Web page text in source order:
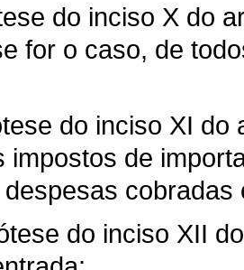
do inciso X do
for o caso, de
do inciso XI do
impostos de
do inciso XII